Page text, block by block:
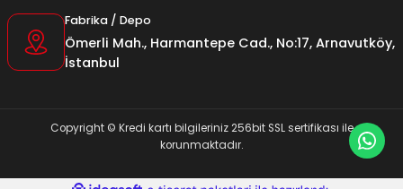
Fabrika / Depo
Ömerli Mah., Harmantepe Cad., No:17, Arnavutköy,
İstanbul
Copyright © Kredi kartı bilgileriniz 256bit SSL sertifikası ile
korunmaktadır.